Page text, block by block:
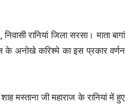
निवासी रानियां जिला सरसा। माता बागां
के अनोखे करिश्मे का इस प्रकार वर्णन
मस्ताना जी महाराज के रानियां में हुए